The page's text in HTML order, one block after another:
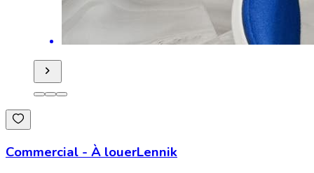
Commercial - À louerLennik